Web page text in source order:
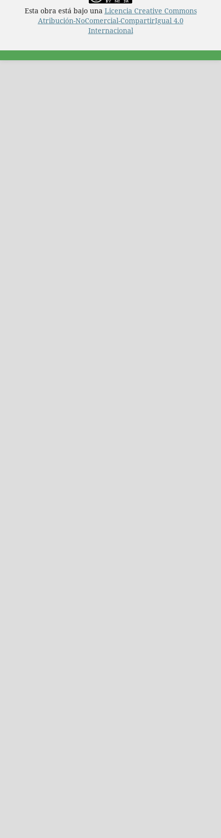
Esta obra está bajo una Licencia Creative Commons
Atribución-NoComercial-CompartirIgual 4.0
Internacional